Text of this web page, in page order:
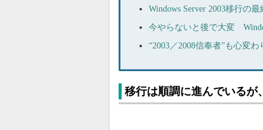
Windows Server 2003移行の
今やらないと後で大変
“2003／2008信奉者”も心変
移行は順調に進んでいるが